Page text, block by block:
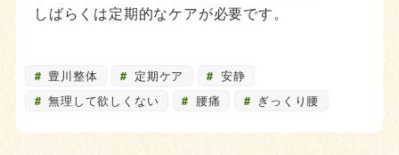
しばらくは定期的なケアが必要です。
豊川整体 定期ケア
安静
無理して欲しくない
腰痛 ぎっくり腰